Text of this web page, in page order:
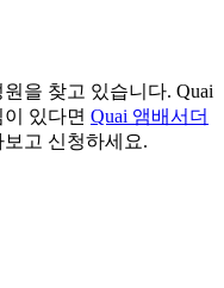
을 찾고 있습니다. Quai
있다면 Quai 앰배서더
고 신청하세요.